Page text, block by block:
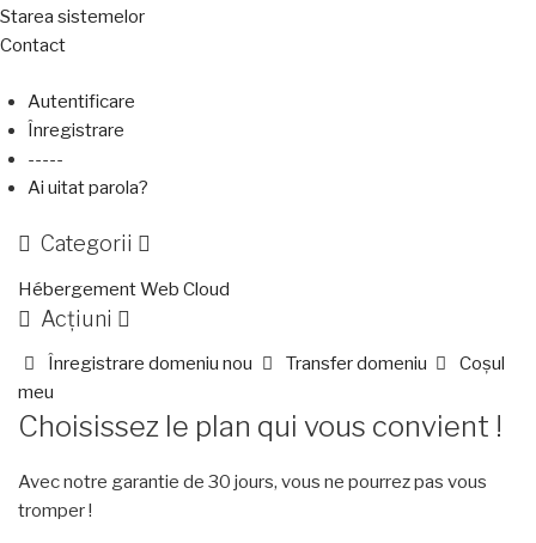
Starea sistemelor
Contact
Autentificare
Înregistrare
-----
Ai uitat parola?
Categorii
Hébergement Web Cloud
Acțiuni
Înregistrare domeniu nou Transfer domeniu
Coșul
meu
Choisissez le plan qui vous convient !
Avec notre garantie de 30 jours, vous ne pourrez pas vous
tromper !